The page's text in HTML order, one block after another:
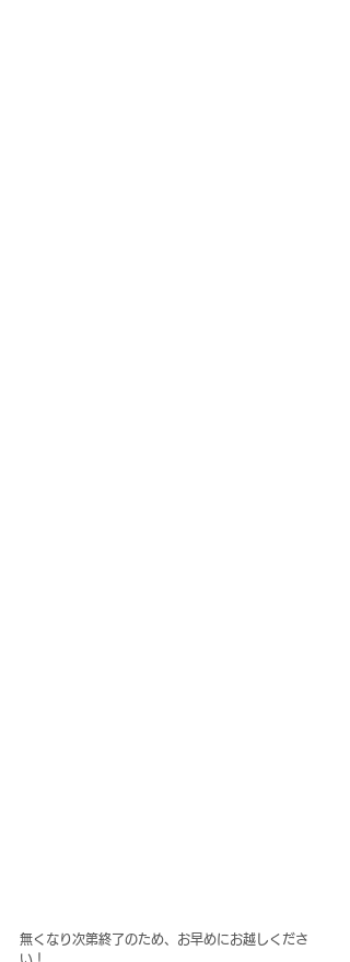
無くなり次第終了のため、お早めにお越しくださ
い！